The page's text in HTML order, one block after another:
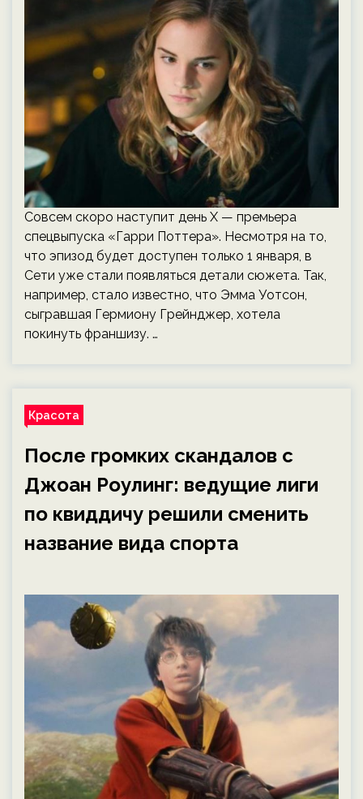
Совсем скоро наступит день Х — премьера
спецвыпуска «Гарри Поттера». Несмотря на то,
что эпизод будет доступен только 1 января, в
Сети уже стали появляться детали сюжета. Так,
например, стало известно, что Эмма Уотсон,
сыгравшая Гермиону Грейнджер, хотела
покинуть франшизу. …
Красота
После громких скандалов с
Джоан Роулинг: ведущие лиги
по квиддичу решили сменить
название вида спорта